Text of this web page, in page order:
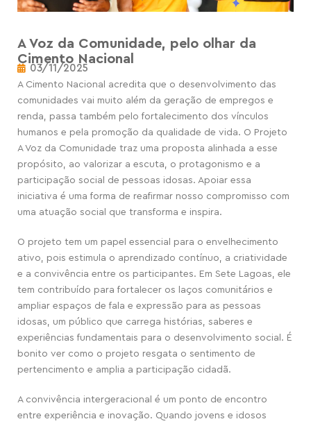
A Voz da Comunidade, pelo olhar da
Cimento Nacional
03/11/2025
A Cimento Nacional acredita que o desenvolvimento das
comunidades vai muito além da geração de empregos e
renda, passa também pelo fortalecimento dos vínculos
humanos e pela promoção da qualidade de vida. O Projeto
A Voz da Comunidade traz uma proposta alinhada a esse
propósito, ao valorizar a escuta, o protagonismo e a
participação social de pessoas idosas. Apoiar essa
iniciativa é uma forma de reafirmar nosso compromisso com
uma atuação social que transforma e inspira.
O projeto tem um papel essencial para o envelhecimento
ativo, pois estimula o aprendizado contínuo, a criatividade
e a convivência entre os participantes. Em Sete Lagoas, ele
tem contribuído para fortalecer os laços comunitários e
ampliar espaços de fala e expressão para as pessoas
idosas, um público que carrega histórias, saberes e
experiências fundamentais para o desenvolvimento social. É
bonito ver como o projeto resgata o sentimento de
pertencimento e amplia a participação cidadã.
A convivência intergeracional é um ponto de encontro
entre experiência e inovação. Quando jovens e idosos